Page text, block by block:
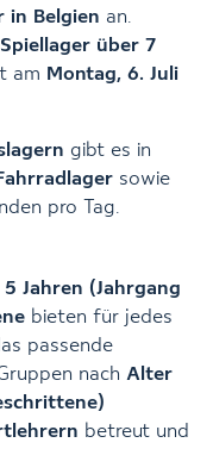
in Belgien an.
über 7
am Montag, 6. Juli
gibt es in
sowie
pro Tag.
Jahren (Jahrgang
bieten für jedes
passende
nach Alter
betreut und